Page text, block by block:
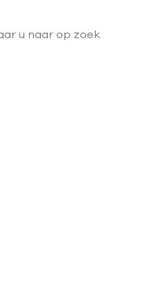
u naar op zoek